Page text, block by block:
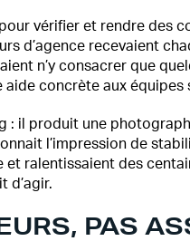
vérifier et rendre des
d’agence recevaient
n’y consacrer que
concrète aux équipes
: il produit une
l’impression de
et ralentissaient des
d’agir.
PAS